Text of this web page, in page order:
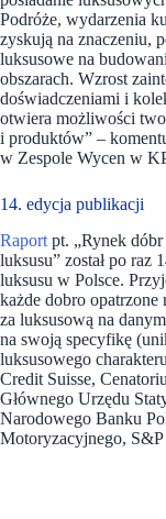
Podróże, wydarzenia
zyskują na znaczeniu,
luksusowe na
obszarach. Wzrost
doświadczeniami i
otwiera możliwości
i produktów” –
w Zespole Wycen w
14. edycja publikacji
Raport pt. „Rynek
luksusu” został po raz
luksusu w Polsce.
każde dobro opatrzone
za luksusową na
na swoją specyfikę
luksusowego
Credit Suisse,
Głównego Urzędu
Narodowego Banku
Motoryzacyjnego,